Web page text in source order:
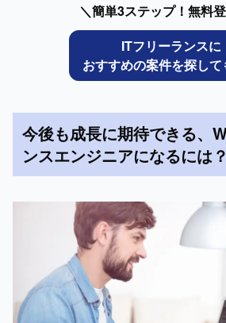
＼簡単3ステップ！無料
ITフリーランスに
おすすめの案件を探して
今後も成長に期待できる、
ンスエンジニアになるには？